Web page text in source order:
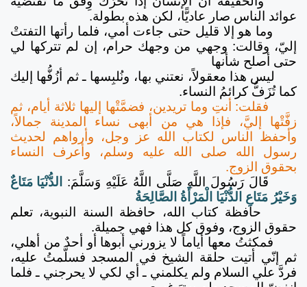
عوائد الناس صار عاديًّا، لكن هذه بطولة.
وما هو إلا قليل حتى جاءت أمي، فلما رأتها التفتتْ
إليّ، وقالت: وجهي من وجهك حرام، إن لم تتركها لي
حتى أصلح شأنها
ليس هذا معقولاً، نعتني بها، ونُلبِسها ـ ثم أزُفُّها إليك
كما تُزَفُّ كرائمُ النساء.
فقلت: أنتِ وما تريدين، فضمَّتْها إليها ثلاثة أيام، ثم
زفَّتْها إليَّ، فإذا هي من أبهى نساء المدينة جمالاً،
وأحفظ الناس لكتاب الله عز وجل، وأرواهم لحديث
رسول الله صلى الله عليه وسلم، وأعرف النساء
بحقوق الزوج.
قَالَ رَسُولَ اللَّهِ صَلَّى اللَّهُ عَلَيْهِ وَسَلَّمَ:
الدُّنْيَا مَتَاعٌ
وَخَيْرُ مَتَاعِ الدُّنْيَا الْمَرْأَةُ الصَّالِحَةُ
حافظة كتاب الله، حافظة السنة النبوية، تعلم
حقوق الزوج، وفوق كل هذا فهي جميلة.
فمكثتُ معها أياماً لا يزورني أبوها أو أحدٌ من أهلي،
ثم إنّي أتيت حلقة الشيخ في المسجد فسلَّمتُ عليه،
فردَّ علي السلام ولم يكلمني ـ أي لكي لا يحرجني ـ فلما